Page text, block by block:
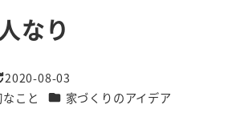
なり
日
2020-08-03
こと カテゴリー
家づくりのアイデア